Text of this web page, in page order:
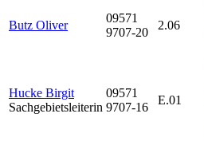
Butz Oliver
09571
9707-20
2.06
Hucke Birgit
Sachgebietsleiterin
09571
9707-16
E.01